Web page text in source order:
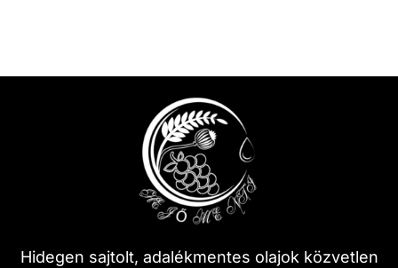
Hidegen sajtolt, adalékmentes olajok közvetlen